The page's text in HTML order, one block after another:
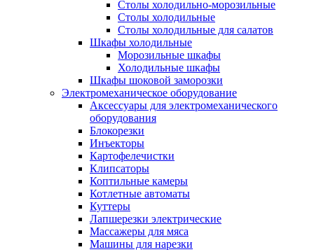
Столы холодильно-морозильные
Столы холодильные
Столы холодильные для салатов
Шкафы холодильные
Mорозильные шкафы
Холодильные шкафы
Шкафы шоковой заморозки
Электромеханическое оборудование
Аксессуары для электромеханического
оборудования
Блокорезки
Инъекторы
Картофелечистки
Клипсаторы
Коптильные камеры
Котлетные автоматы
Куттеры
Лапшерезки электрические
Массажеры для мяса
Машины для нарезки